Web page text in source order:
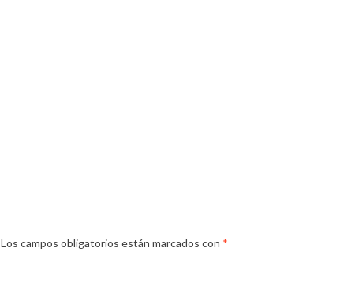
Los campos obligatorios están marcados con *